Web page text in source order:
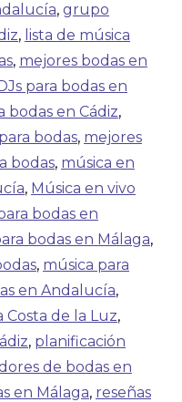
, grupo
, lista de música
, mejores bodas en
para bodas en
bodas en Cádiz,
bodas, mejores
bodas, música en
, Música en vivo
bodas en
bodas en Málaga,
, música para
en Andalucía,
Costa de la Luz,
, planificación
de bodas en
en Málaga, reseñas